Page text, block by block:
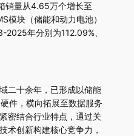
销量从4.65万个增长至
模块（储能和动力电池）
年分别为112.09%、
二十余年，已形成以储能
件，横向拓展至数据服务
密结合行业特点，通过关
术创新构建核心竞争力，